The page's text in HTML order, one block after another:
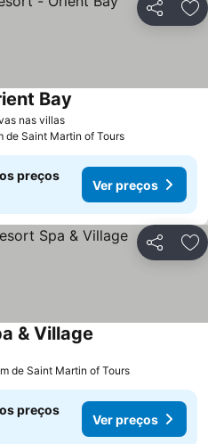
Partilhar
nas villas
Bay
de Saint Martin of Tours
preços
Ver preços
Partilhar
& Village
de Saint Martin of Tours
preços
Ver preços